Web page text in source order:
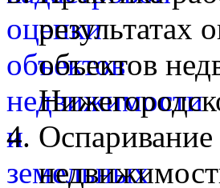
результатах
объектов
Оспаривание